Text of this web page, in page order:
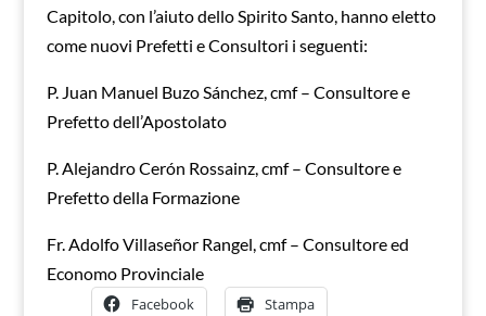
Capitolo, con l’aiuto dello Spirito Santo, hanno eletto
come nuovi Prefetti e Consultori i seguenti:
P. Juan Manuel Buzo Sánchez, cmf – Consultore e
Prefetto dell’Apostolato
P. Alejandro Cerón Rossainz, cmf – Consultore e
Prefetto della Formazione
Fr. Adolfo Villaseñor Rangel, cmf – Consultore ed
Economo Provinciale
Facebook Stampa